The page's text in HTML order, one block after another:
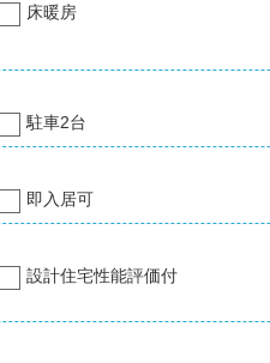
床暖房
駐車2台
即入居可
設計住宅性能評価付